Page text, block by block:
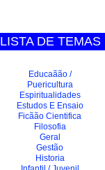
LISTA DE TEMAS
Educaãão /
Puericultura
Espiritualidades
Estudos E Ensaio
Ficãão Cientifica
Filosofia
Geral
Gestão
Historia